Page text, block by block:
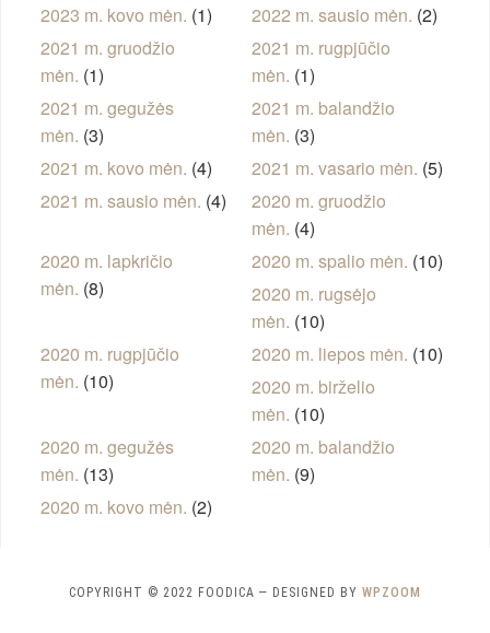
2023 m. kovo mėn. (1) 2022 m. sausio mėn. (2)
2021 m. gruodžio
mėn. (1)
2021 m. rugpjūčio
mėn. (1)
2021 m. gegužės
mėn. (3)
2021 m. balandžio
mėn. (3)
2021 m. kovo mėn. (4) 2021 m. vasario mėn. (5)
2021 m. sausio mėn. (4)
2020 m. gruodžio
mėn. (4)
2020 m. lapkričio
mėn. (8)
2020 m. spalio mėn. (10)
2020 m. rugsėjo
mėn. (10)
2020 m. rugpjūčio
mėn. (10)
2020 m. liepos mėn. (10)
2020 m. birželio
mėn. (10)
2020 m. gegužės
mėn. (13)
2020 m. balandžio
mėn. (9)
2020 m. kovo mėn. (2)
COPYRIGHT © 2022 FOODICA — DESIGNED BY WPZOOM